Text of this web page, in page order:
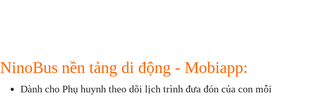
NinoBus nền tảng di động - Mobiapp:
Dành cho Phụ huynh theo dõi lịch trình đưa đón của con mỗi